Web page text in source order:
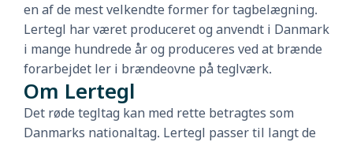
en af de mest velkendte former for tagbelægning.
Lertegl har været produceret og anvendt i Danmark
i mange hundrede år og produceres ved at brænde
forarbejdet ler i brændeovne på teglværk.
Om Lertegl
Det røde tegltag kan med rette betragtes som
Danmarks nationaltag. Lertegl passer til langt de